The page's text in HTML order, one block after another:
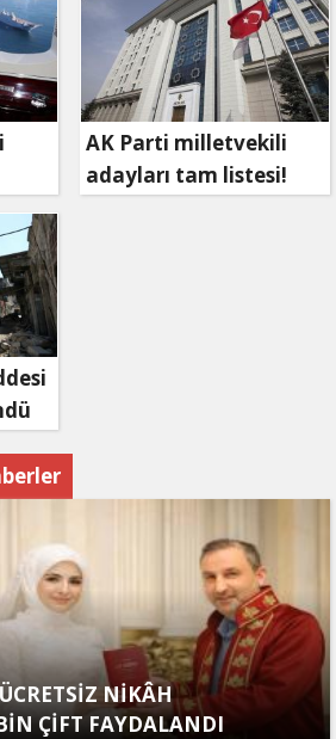
AK Parti milletvekili
adayları tam listesi!
NİKÂH
ÇİFT FAYDALANDI